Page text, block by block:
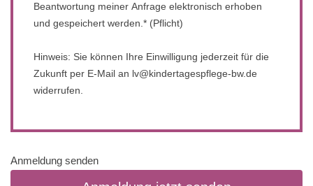
Beantwortung meiner Anfrage elektronisch erhoben
und gespeichert werden.* (Pflicht)
Hinweis: Sie können Ihre Einwilligung jederzeit für die
Zukunft per E-Mail an lv@kindertagespflege-bw.de
widerrufen.
Anmeldung senden